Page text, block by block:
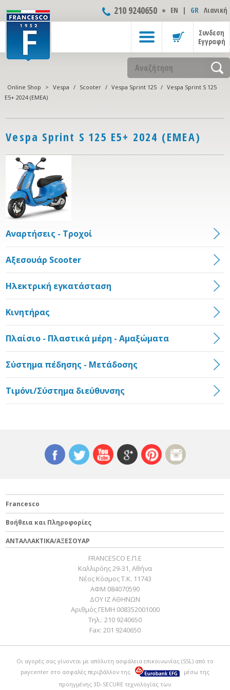
210 9240650 ΕΝ | GR Λιανική
Συνδεση
Εγγραφή
Online Shop > Vespa / Scooter / Vespa Sprint 125 / Vespa Sprint S 125
E5+ 2024 (EMEA)
Vespa Sprint S 125 E5+ 2024 (EMEA)
Αναρτήσεις - Τροχοί
Αξεσουάρ Scooter
Ηλεκτρική εγκατάσταση
Κινητήρας
Πλαίσιο - Πλαστικά μέρη - Αμαξώματα
Σύστημα πέδησης - Μετάδοσης
Τιμόνι/Σύστημα διεύθυνσης
Francesco
Βοήθεια και Πληροφορίες
ΑΝΤΑΛΛΑΚΤΙΚΑ/ΑΞΕΣΟΥΑΡ
FRANCESCO Ε.Π.Ε
Καλλιρόης 29-31, Αθήνα
Νέος Κόσμος Τ.Κ. 11743
ΑΦΜ 084070590
ΔΟΥ ΙΖ ΑΘΗΝΩΝ
Αριθμός ΓΕΜΗ 008352001000
Τηλ.: 210 9240650
Fax: 201 9240650
Οι αγορές σας γίνονται με απόλυτη ασφάλεια επικοινωνίας (SSL) από το
paycenter στο ασφαλές περιβάλλον της
μέσω της
προηγμένης 3D-SECURE τεχνολογίας των